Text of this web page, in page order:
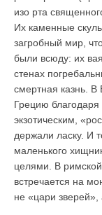
изо рта
Их каменные
загробный мир,
были всюду: их
стенах
смертная казнь.
Грецию благодаря
экзотическим,
держали ласку. И
маленького
целями. В
встречается на
не «цари зверей»,